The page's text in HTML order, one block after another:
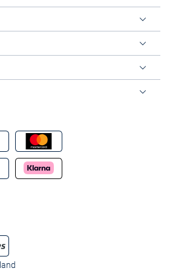
anthrazitfarbene Sakkos und Herren
auf. Sportlich unterwegs sind Männer in
Prints, die sie zu Herren Sweatjacke
FÜR HERREN IN VIELEN
hochwertigen Herren T-Shirts? Werfen
GRAAF-Sortiment. Ob für Sport, Party
Die Männer Shirts hochmodischer
die nach zeitlosen T-Shirts für Freizeit
entdecken bei VAN GRAAF Premium-
Jeans. Doch auch Herren Tank Tops
Tag am Meer haben wir in großer